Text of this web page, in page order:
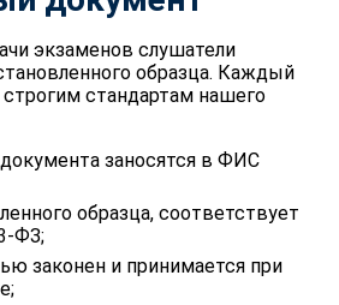
экзаменов слушатели
образца. Каждый
стандартам нашего
заносятся в ФИС
образца, соответствует
ФЗ;
законен и принимается при